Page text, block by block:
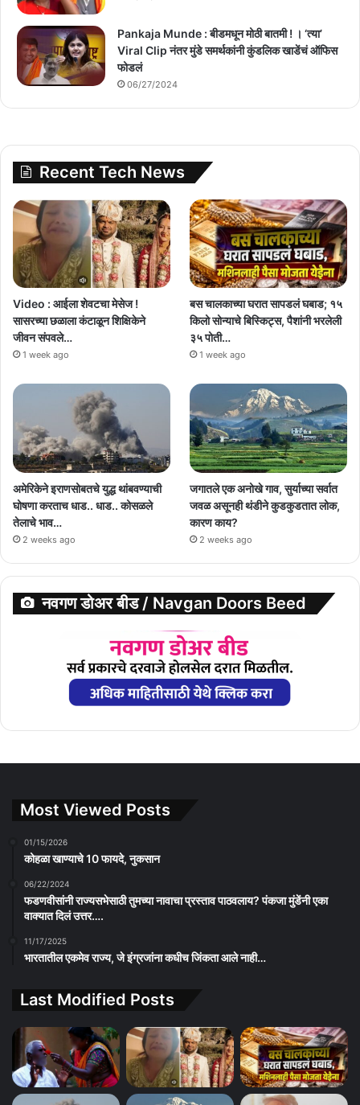
Pankaja Munde : बीडमधून मोठी बातमी ! । ‘त्या’
Viral Clip नंतर मुंडे समर्थकांनी कुंडलिक खाडेंचं ऑफिस
फोडलं
06/27/2024
Recent Tech News
Video : आईला शेवटचा मेसेज !
सासरच्या छळाला कंटाळून शिक्षिकेने
जीवन संपवले…
1 week ago
बस चालकाच्या घरात सापडलं घबाड; १५
किलो सोन्याचे बिस्किट्स, पैशांनी भरलेली
३५ पोती…
1 week ago
अमेरिकेने इराणसोबतचे युद्ध थांबवण्याची
घोषणा करताच धाड.. धाड.. कोसळले
तेलाचे भाव…
2 weeks ago
जगातले एक अनोखे गाव, सुर्याच्या सर्वात
जवळ असूनही थंडीने कुडकुडतात लोक,
कारण काय?
2 weeks ago
नवगण डोअर बीड / Navgan Doors Beed
Most Viewed Posts
01/15/2026
कोहळा खाण्याचे 10 फायदे, नुकसान
06/22/2024
फडणवीसांनी राज्यसभेसाठी तुमच्या नावाचा प्रस्ताव पाठवलाय? पंकजा मुंडेंनी एका
वाक्यात दिलं उत्तर….
11/17/2025
भारतातील एकमेव राज्य, जे इंग्रजांना कधीच जिंकता आले नाही…
Last Modified Posts